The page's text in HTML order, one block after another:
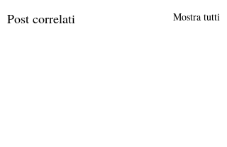
Post correlati Mostra tutti